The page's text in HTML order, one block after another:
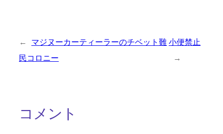
←
マジヌーカーティーラーのチベット難
民コロニー
小便禁止
→
コメント